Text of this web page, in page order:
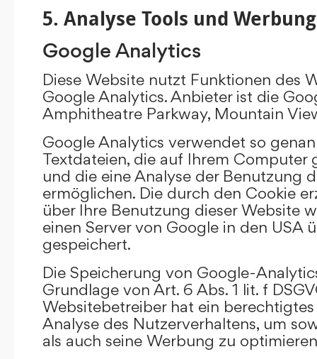
5. Analyse Tools und Werbung
Google Analytics
Diese Website nutzt Funktionen des
Google Analytics. Anbieter ist die
Amphitheatre Parkway, Mountain
Google Analytics verwendet so
Textdateien, die auf Ihrem Computer
und die eine Analyse der Benutzung
ermöglichen. Die durch den Cookie
über Ihre Benutzung dieser Website
einen Server von Google in den USA
gespeichert.
Die Speicherung von Google-
Grundlage von Art. 6 Abs. 1 lit. f
Websitebetreiber hat ein berechtigtes
Analyse des Nutzerverhaltens, um
als auch seine Werbung zu